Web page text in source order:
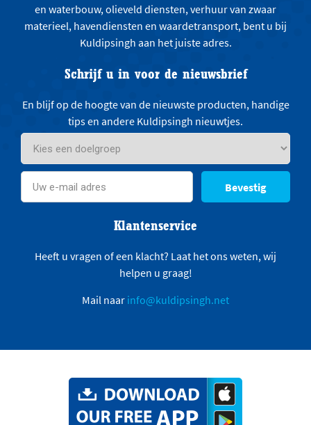
en waterbouw, olieveld diensten, verhuur van zwaar
materieel, havendiensten en waardetransport, bent u bij
Kuldipsingh aan het juiste adres.
Schrijf u in voor de nieuwsbrief
En blijf op de hoogte van de nieuwste producten, handige
tips en andere Kuldipsingh nieuwtjes.
Bevestig
Klantenservice
Heeft u vragen of een klacht? Laat het ons weten, wij
helpen u graag!
Mail naar info@kuldipsingh.net